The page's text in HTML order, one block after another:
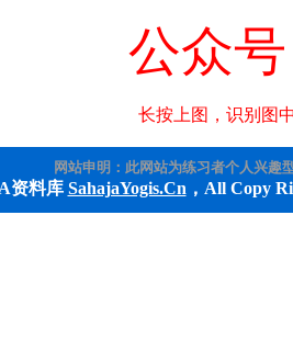
公众
长按上图，识别图
网站申明：此网站为练习者个人兴趣
资料库 SahajaYogis.Cn ，All Copy